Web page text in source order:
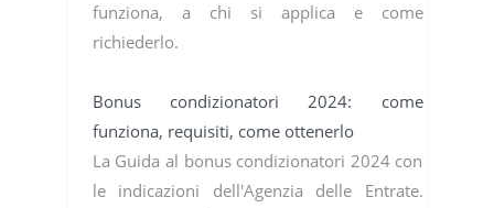
funziona, a chi si applica e come
richiederlo.
Bonus condizionatori 2024: come
funziona, requisiti, come ottenerlo
La Guida al bonus condizionatori 2024 con
le indicazioni dell'Agenzia delle Entrate.